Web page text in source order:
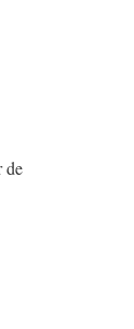
de